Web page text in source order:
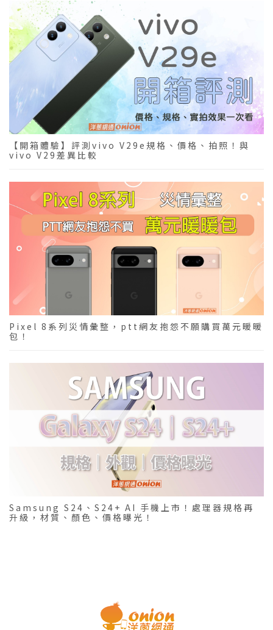
【開箱體驗】評測vivo V29e規格、價格、拍照！與
vivo V29差異比較
Pixel 8系列災情彙整，ptt網友抱怨不願購買萬元暖暖
包！
Samsung S24、S24+ AI 手機上市！處理器規格再
升級，材質、顏色、價格曝光！